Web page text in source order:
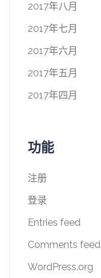
2017年八月
2017年七月
2017年六月
2017年五月
2017年四月
功能
注册
登录
Entries feed
Comments feed
WordPress.org